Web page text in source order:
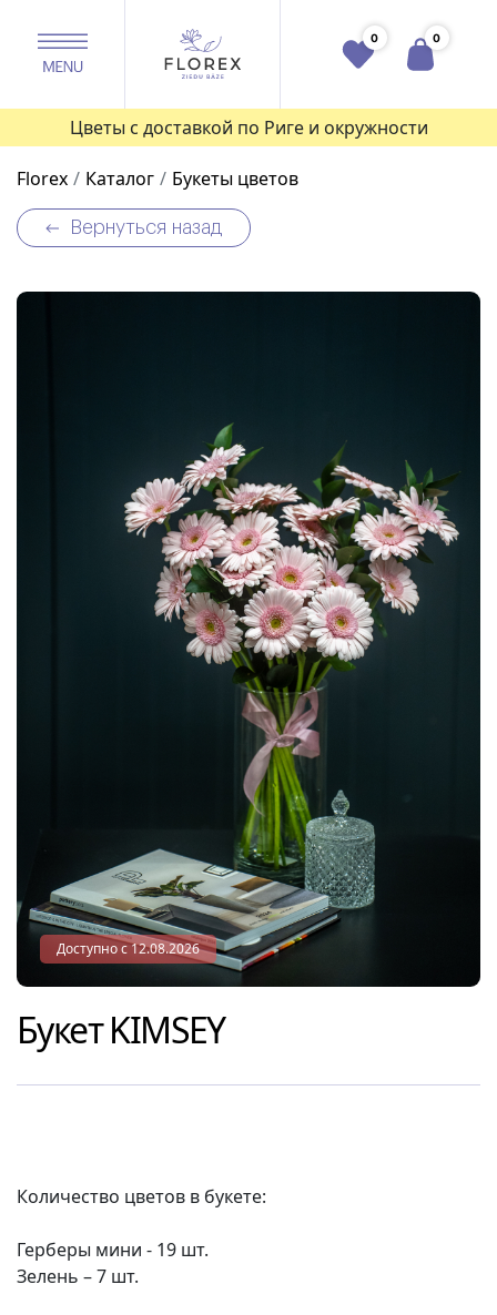
0 0
Цветы с доставкой по Риге и окружности
Florex Каталог Букеты цветов
Вернуться назад
Доступно с 12.08.2026
БукетKIMSEY
Количество цветов в букете:
Герберы мини - 19 шт.
Зелень – 7 шт.